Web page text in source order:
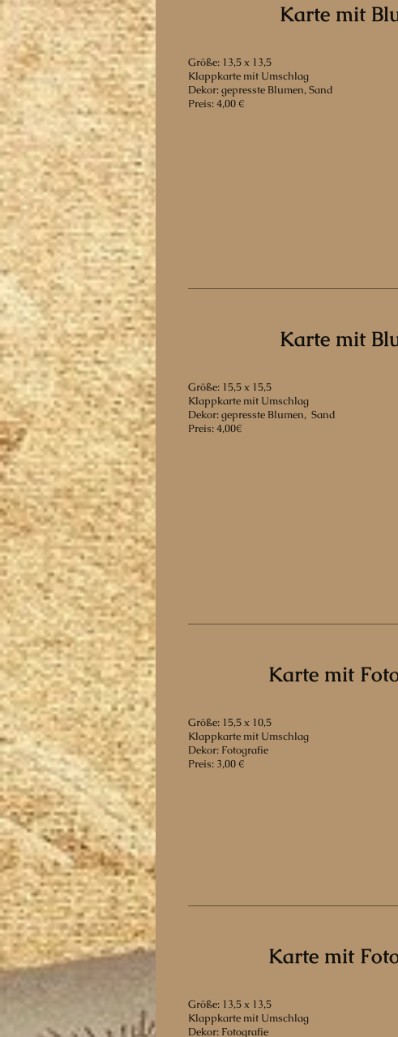
Karte mit
Größe: 13,5 x 13,5
Klappkarte mit Umschlag
Dekor: gepresste Blumen, Sand
Preis: 4,00 €
Karte mit
Größe: 15,5 x 15,5
Klappkarte mit Umschlag
Dekor: gepresste Blumen, Sand
Preis: 4,00€
Karte mit
Größe: 15,5 x 10,5
Klappkarte mit Umschlag
Dekor: Fotografie
Preis: 3,00 €
Karte mit
Größe: 13,5 x 13,5
Klappkarte mit Umschlag
Dekor: Fotografie